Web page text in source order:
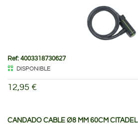
Ref: 4003318730627
DISPONIBLE
12,95 €
CANDADO CABLE Ø8 MM 60CM CITADEL